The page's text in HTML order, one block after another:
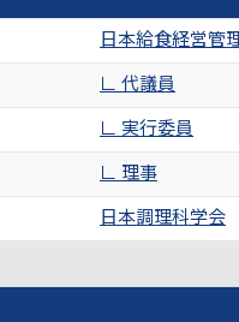
日本給食経営管
∟ 代議員
∟ 実行委員
∟ 理事
日本調理科学会